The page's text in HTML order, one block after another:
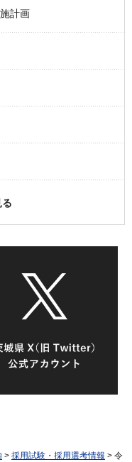
計画
る
> 採用試験・採用選考情報 > 令